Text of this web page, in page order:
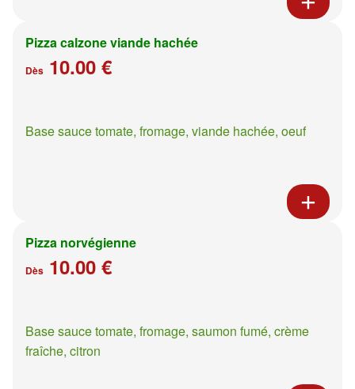
Pizza calzone viande hachée
Dès 10.00 €
Base sauce tomate, fromage, viande hachée, oeuf
Pizza norvégienne
Dès 10.00 €
Base sauce tomate, fromage, saumon fumé, crème
fraîche, citron